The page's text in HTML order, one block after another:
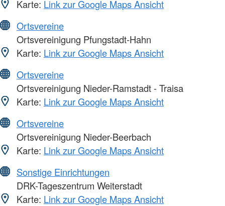
Karte: Link zur Google Maps Ansicht
Ortsvereine
Ortsvereinigung Pfungstadt-Hahn
Karte: Link zur Google Maps Ansicht
Ortsvereine
Ortsvereinigung Nieder-Ramstadt - Traisa
Karte: Link zur Google Maps Ansicht
Ortsvereine
Ortsvereinigung Nieder-Beerbach
Karte: Link zur Google Maps Ansicht
Sonstige Einrichtungen
DRK-Tageszentrum Weiterstadt
Karte: Link zur Google Maps Ansicht